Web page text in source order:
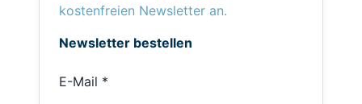
kostenfreien Newsletter an.